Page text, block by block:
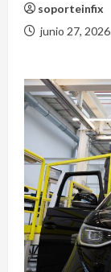
soporteinfix
junio 27, 2026